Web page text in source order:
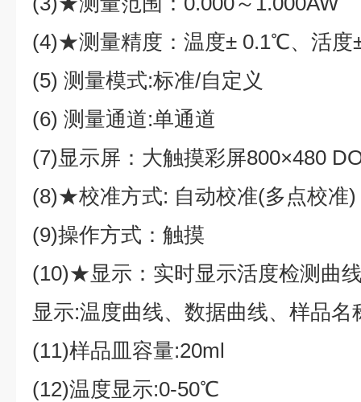
(4)★测量精度：温度± 0.1℃、活度
(5) 测量模式:标准/自定义
(6) 测量通道:单通道
(7)显示屏：大触摸彩屏800×480
(8)★校准方式: 自动校准(多点校准)
(9)操作方式：触摸
(10)★显示：实时显示活度检测曲
显示:温度曲线、数据曲线、样品
(11)样品皿容量:20ml
(12)温度显示:0-50℃